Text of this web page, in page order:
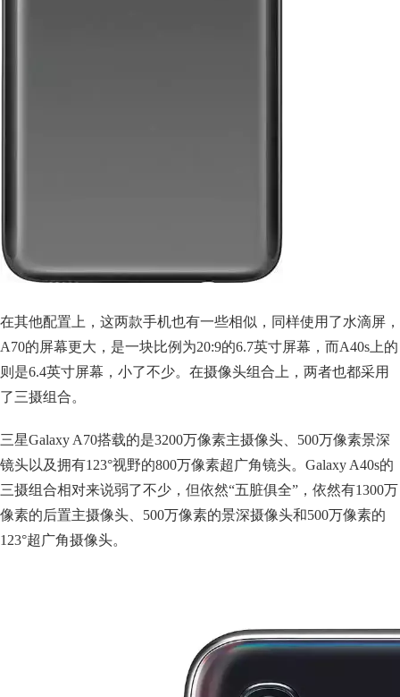
在其他配置上，这两款手机也有一些相似，同样使用了水滴屏，
A70的屏幕更大，是一块比例为20:9的6.7英寸屏幕，而A40s上的
则是6.4英寸屏幕，小了不少。在摄像头组合上，两者也都采用
了三摄组合。
三星Galaxy A70搭载的是3200万像素主摄像头、500万像素景深
镜头以及拥有123°视野的800万像素超广角镜头。Galaxy A40s的
三摄组合相对来说弱了不少，但依然“五脏俱全”，依然有1300万
像素的后置主摄像头、500万像素的景深摄像头和500万像素的
123°超广角摄像头。